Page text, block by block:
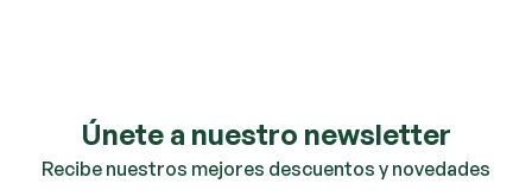
Únete a nuestro newsletter
Recibe nuestros mejores descuentos y novedades